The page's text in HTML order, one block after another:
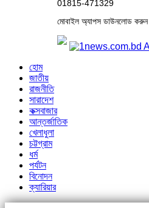
01815-471329
মোবাইল অ্যাপস ডাউনলোড করুন
হোম
জাতীয়
রাজনীতি
সারাদেশ
কক্সবাজার
আন্তর্জাতিক
খেলাধুলা
চট্টগ্রাম
ধর্ম
পর্যটন
বিনোদন
ক্যারিয়ার